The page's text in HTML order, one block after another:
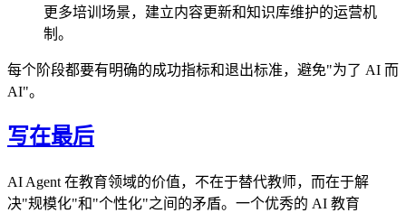
更多培训场景，建立内容更新和知识库维护的运营机
制。
每个阶段都要有明确的成功指标和退出标准，避免"为了 AI 而
AI"。
写在最后
AI Agent 在教育领域的价值，不在于替代教师，而在于解
决"规模化"和"个性化"之间的矛盾。一个优秀的 AI 教育